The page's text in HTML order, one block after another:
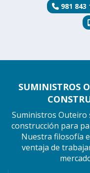
981 843
SUMINISTROS
Suministros Outeiro
construcción para
Nuestra filosofía
ventaja de